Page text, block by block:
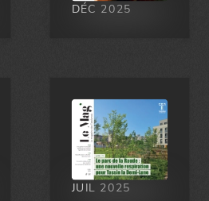
DÉC 2025
JUIL 2025